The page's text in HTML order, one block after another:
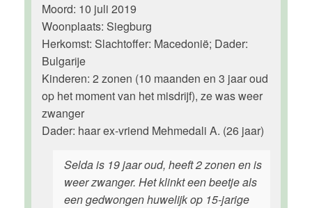
Moord: 10 juli 2019
Woonplaats: Siegburg
Herkomst: Slachtoffer: Macedonië; Dader:
Bulgarije
Kinderen: 2 zonen (10 maanden en 3 jaar oud
op het moment van het misdrijf), ze was weer
zwanger
Dader: haar ex-vriend Mehmedali A. (26 jaar)
Selda is 19 jaar oud, heeft 2 zonen en is
weer zwanger. Het klinkt een beetje als
een gedwongen huwelijk op 15-jarige